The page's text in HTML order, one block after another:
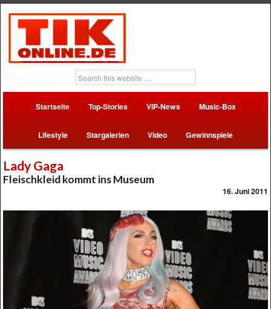
Startseite Top-Stories VIP-News Music-Box
Lifestyle Stargalerien Video Gewinnspiele
Lady Gaga
Fleischkleid kommt ins Museum
16. Juni 2011